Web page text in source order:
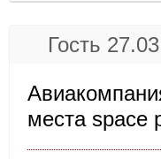
Гость
места space